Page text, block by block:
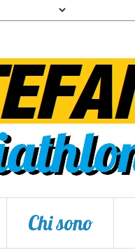
Chi sono